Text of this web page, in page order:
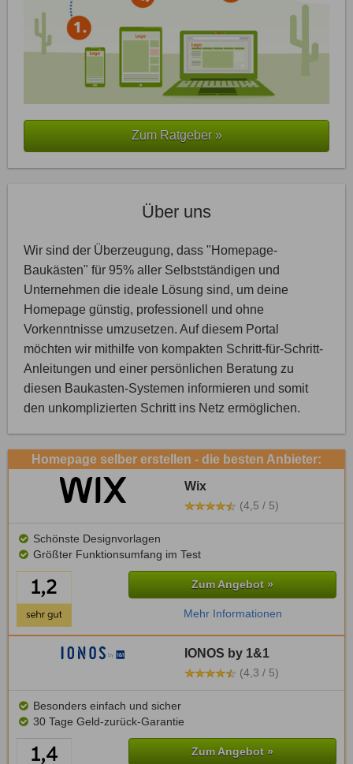
Zum Ratgeber »
Über uns
Wir sind der Überzeugung, dass "Homepage-
Baukästen" für 95% aller Selbstständigen und
Unternehmen die ideale Lösung sind, um deine
Homepage günstig, professionell und ohne
Vorkenntnisse umzusetzen. Auf diesem Portal
möchten wir mithilfe von kompakten Schritt-für-Schritt-
Anleitungen und einer persönlichen Beratung zu
diesen Baukasten-Systemen informieren und somit
den unkomplizierten Schritt ins Netz ermöglichen.
Homepage selber erstellen - die besten Anbieter:
Wix
(4,5 / 5)
Schönste Designvorlagen
Größter Funktionsumfang im Test
Zum Angebot »
Mehr Informationen
IONOS by 1&1
(4,3 / 5)
Besonders einfach und sicher
30 Tage Geld-zurück-Garantie
Zum Angebot »